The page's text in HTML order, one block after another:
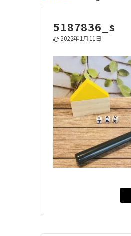
5187836_s
2022年1月11日